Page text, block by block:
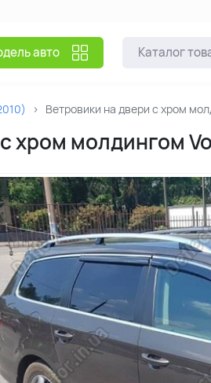
авто Каталог
Ветровики на двери с хром
хром молдингом